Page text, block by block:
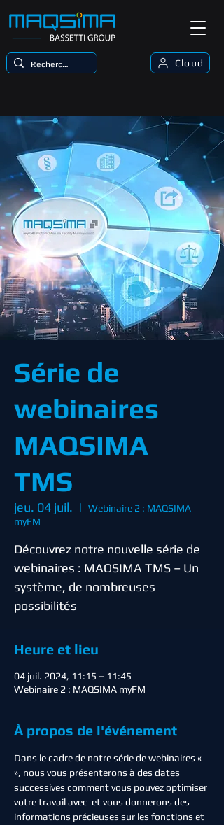
Cloud
Série de
webinaires
MAQSIMA
TMS
jeu. 04 juil.
  |
Webinaire 2 : MAQSIMA
myFM
Découvrez notre nouvelle série de
webinaires : MAQSIMA TMS – Un
système, de nombreuses
possibilités
Heure et lieu
04 juil. 2024, 11:15 – 11:45
Webinaire 2 : MAQSIMA myFM
À propos de l'événement
Dans le cadre de notre série de webinaires «
», nous vous présenterons à des dates
successives comment vous pouvez optimiser
votre travail avec et vous donnerons des
informations précieuses sur les fonctions et